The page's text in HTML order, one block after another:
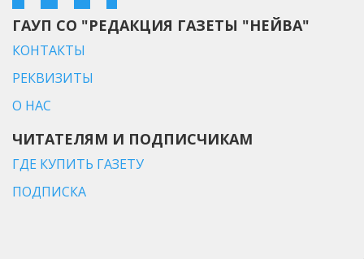
ГАУП СО "РЕДАКЦИЯ ГАЗЕТЫ "НЕЙВА"
КОНТАКТЫ
РЕКВИЗИТЫ
О НАС
ЧИТАТЕЛЯМ И ПОДПИСЧИКАМ
ГДЕ КУПИТЬ ГАЗЕТУ
ПОДПИСКА